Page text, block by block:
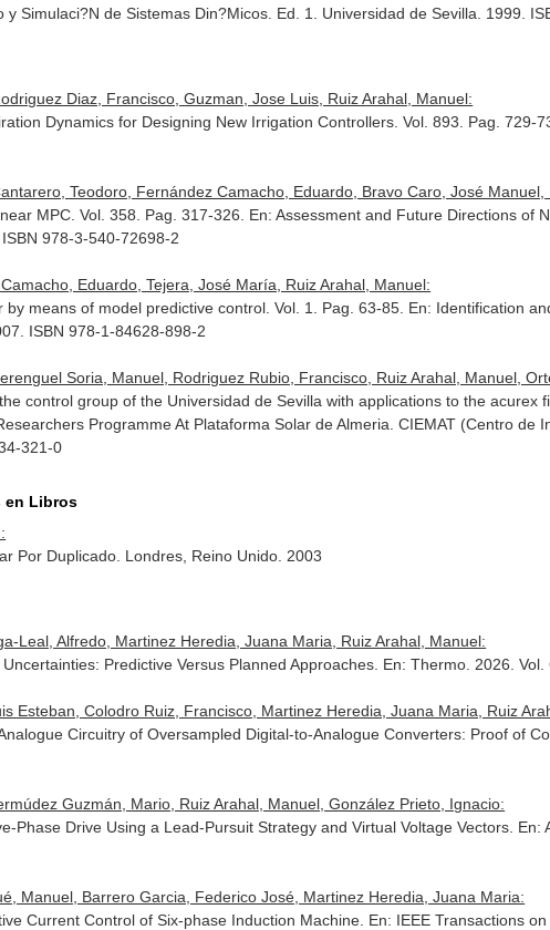
y Simulaci?N de Sistemas Din?Micos. Ed. 1. Universidad de Sevilla. 1999.
Diaz, Francisco, Guzman, Jose Luis, Ruiz Arahal, Manuel:
Dynamics for Designing New Irrigation Controllers. Vol. 893. Pag. 729-
Teodoro, Fernández Camacho, Eduardo, Bravo Caro, José
MPC. Vol. 358. Pag. 317-326. En: Assessment and Future Directions of
978-3-540-72698-2
Eduardo, Tejera, José María, Ruiz Arahal, Manuel:
means of model predictive control. Vol. 1. Pag. 63-85. En: Identification
ISBN 978-1-84628-898-2
Soria, Manuel, Rodriguez Rubio, Francisco, Ruiz Arahal, Manuel,
control group of the Universidad de Sevilla with applications to the acurex
Programme At Plataforma Solar de Almeria . CIEMAT (Centro de
321-0
en Libros
Por Duplicado . Londres, Reino Unido. 2003
Leal, Alfredo, Martinez Heredia, Juana Maria, Ruiz Arahal, Manuel:
Predictive Versus Planned Approaches. En: Thermo . 2026.
Esteban, Colodro Ruiz, Francisco, Martinez Heredia, Juana Maria, Ruiz
Circuitry of Oversampled Digital-to-Analogue Converters: Proof of
Guzmán, Mario, Ruiz Arahal, Manuel, González Prieto, Ignacio:
Phase Drive Using a Lead-Pursuit Strategy and Virtual Voltage Vectors. En:
Manuel, Barrero Garcia, Federico José, Martinez Heredia, Juana Maria:
Current Control of Six-phase Induction Machine. En: IEEE Transactions